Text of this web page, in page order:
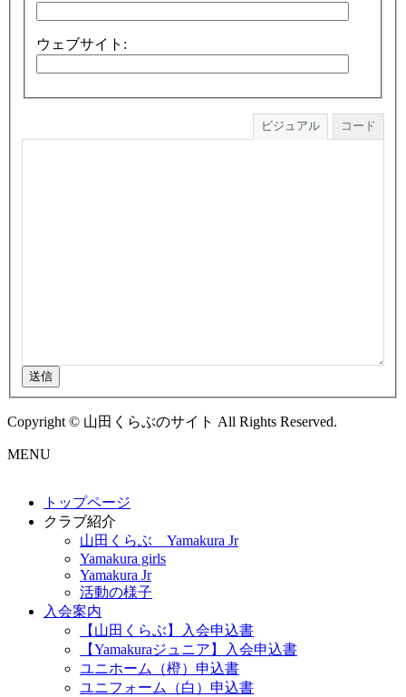
ウェブサイト:
ビジュアル コード
送信
Copyright © 山田くらぶのサイト All Rights Reserved.
MENU
トップページ
クラブ紹介
山田くらぶ Yamakura Jr
Yamakura girls
Yamakura Jr
活動の様子
入会案内
【山田くらぶ】入会申込書
【Yamakuraジュニア】入会申込書
ユニホーム（橙）申込書
ユニフォーム（白）申込書